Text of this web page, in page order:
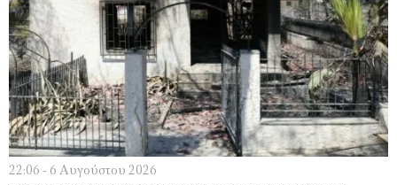
22:06 - 6 Αυγούστου 2026